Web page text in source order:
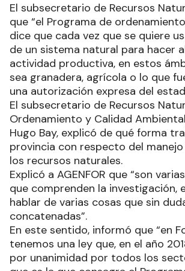
El subsecretario de Recursos
que “el Programa de
dice que cada vez que se quiere
de un sistema natural para hacer
actividad productiva, en estos
sea granadera, agrícola o lo que
una autorización expresa del
El subsecretario de Recursos
Ordenamiento y Calidad
Hugo Bay, explicó de qué forma
provincia con respecto del
los recursos naturales.
Explicó a AGENFOR que “son
que comprenden la investigación,
hablar de varias cosas que sin
concatenadas”.
En este sentido, informó que “en
tenemos una ley que, en el año
por unanimidad por todos los